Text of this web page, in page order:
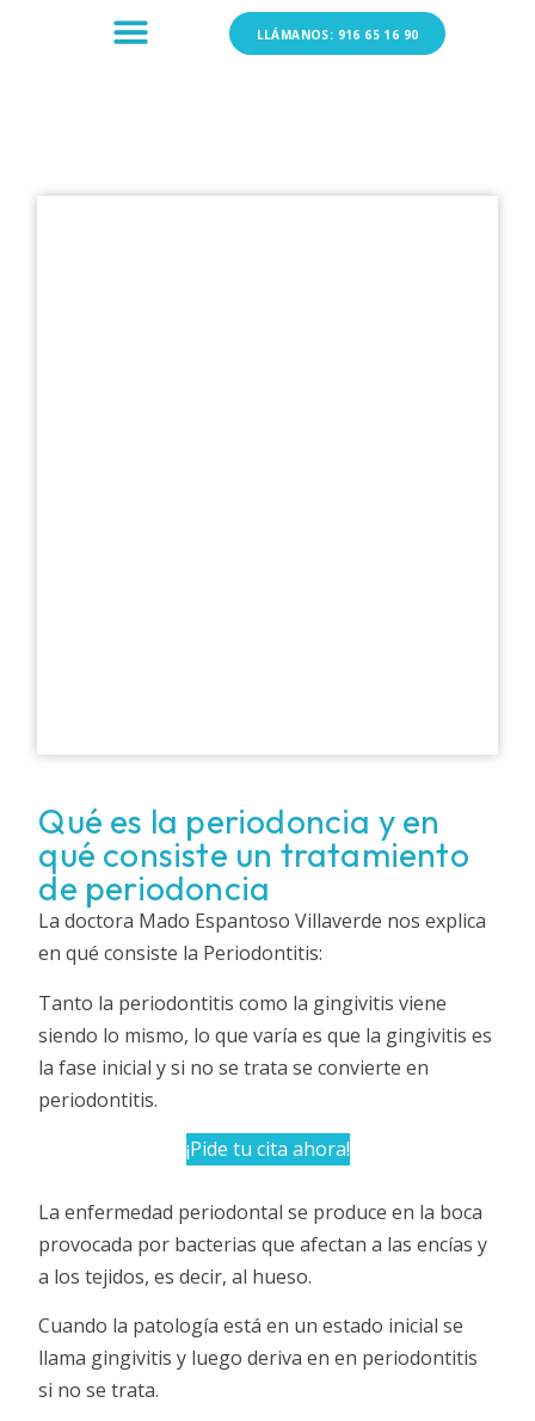
LLÁMANOS: 916 65 16 90
Qué es la periodoncia y en
qué consiste un tratamiento
de periodoncia
La doctora Mado Espantoso Villaverde nos explica
en qué consiste la Periodontitis:
Tanto la periodontitis como la gingivitis viene
siendo lo mismo, lo que varía es que la gingivitis es
la fase inicial y si no se trata se convierte en
periodontitis.
¡Pide tu cita ahora!
La enfermedad periodontal se produce en la boca
provocada por bacterias que afectan a las encías y
a los tejidos, es decir, al hueso.
Cuando la patología está en un estado inicial se
llama gingivitis y luego deriva en en periodontitis
si no se trata.